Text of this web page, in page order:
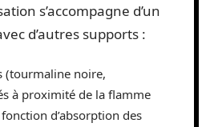
s’accompagne d’un
d’autres supports :
(tourmaline noire,
à proximité de la flamme
d’absorption des